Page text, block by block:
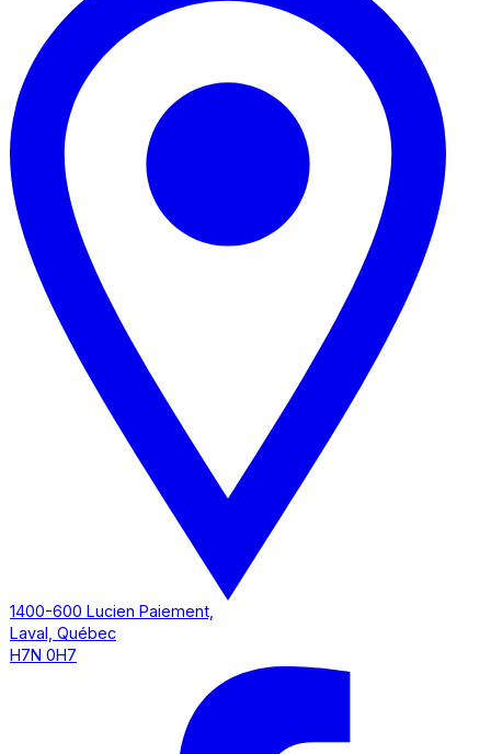
1400-600 Lucien Paiement,
Laval, Québec
H7N 0H7